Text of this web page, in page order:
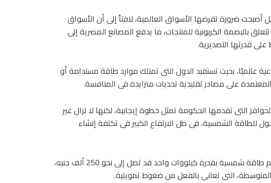
أصبحت ضرورة تفرضها الأسواق العالمية، لافتاً إلى أن الأسواق
بالبصمة الكربونية للمنتجات، ما يدفع المصانع المصرية إلى
قدرتها التصديرية.
عالميًا، بحيث تستفيد الدول التى تمتلك موارد طاقة مستدامة أو
على مصادر تقليدية تحديات متزايدة فى المنافسة.
التى تقدمها الحكومة تمثل خطوة إيجابية، لكنها لا تزال غير
للطاقة الشمسية، فى ظل الارتفاع الكبير فى تكلفة إنشاء
وأوضح المصدر لـ«البورصة» أن تكلفة تركيب نظام طاقة شمسية بقدرة كيلووات واحد قد تصل إلى نحو 250 ألف جنيه،
التى تعانى بالفعل من ضغوط تمويلية.